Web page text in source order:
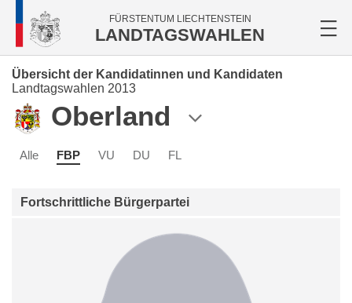
FÜRSTENTUM LIECHTENSTEIN
LANDTAGSWAHLEN
Übersicht der Kandidatinnen und Kandidaten
Landtagswahlen 2013
Oberland
Alle FBP VU DU FL
Fortschrittliche Bürgerpartei